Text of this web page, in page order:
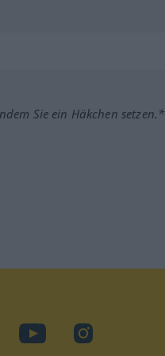
Sie ein Häkchen setzen.*
YouTubeInstagram